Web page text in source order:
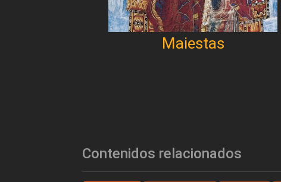
Maiestas
Contenidos relacionados